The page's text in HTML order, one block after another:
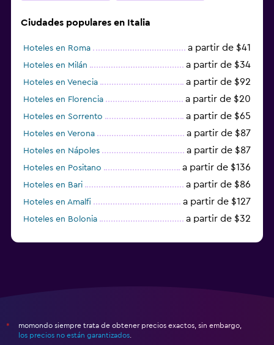
Aerobics
Tenis
Squash
Zona de trabajo
Fax/fotocopiadora
Buffet infantil
Ciudades populares en Italia
Hoteles en Roma a partir de $41
Hoteles en Milán a partir de $34
Hoteles en Venecia a partir de $92
Hoteles en Florencia a partir de $20
Hoteles en Sorrento a partir de $65
Hoteles en Verona a partir de $87
Hoteles en Nápoles a partir de $87
Hoteles en Positano a partir de $136
Hoteles en Bari a partir de $86
Hoteles en Amalfi a partir de $127
Hoteles en Bolonia a partir de $32
*
momondo siempre trata de obtener precios exactos, sin embargo,
los precios no están garantizados